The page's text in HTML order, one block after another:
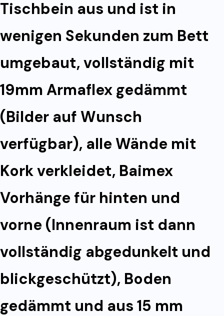
Tischbein aus und ist in
wenigen Sekunden zum Bett
umgebaut, vollständig mit
19mm Armaflex gedämmt
(Bilder auf Wunsch
verfügbar), alle Wände mit
Kork verkleidet, Baimex
Vorhänge für hinten und
vorne (Innenraum ist dann
vollständig abgedunkelt und
blickgeschützt), Boden
gedämmt und aus 15 mm